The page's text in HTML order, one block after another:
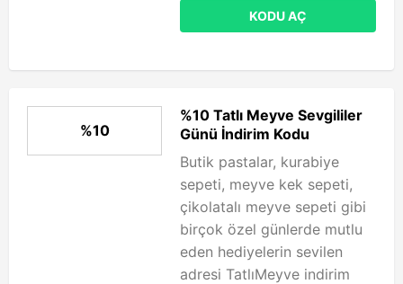
KODU AÇ
%10
%10 Tatlı Meyve Sevgililer
Günü İndirim Kodu
Butik pastalar, kurabiye
sepeti, meyve kek sepeti,
çikolatalı meyve sepeti gibi
birçok özel günlerde mutlu
eden hediyelerin sevilen
adresi TatlıMeyve indirim